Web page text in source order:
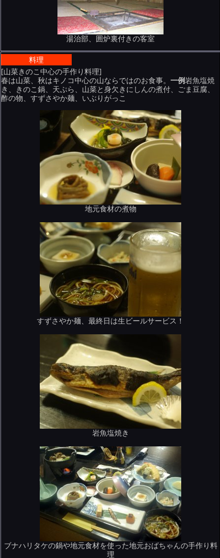
湯治部、囲炉裏付きの客室
料理
[山菜きのこ中心の手作り料理]
春は山菜、秋はキノコ中心の山ならではのお食事。一例岩魚塩焼
き、きのこ鍋、天ぷら、山菜と身欠きにしんの煮付、ごま豆腐、
酢の物、すずさやか麺、いぶりがっこ
地元食材の煮物
すずさやか麺、最終日は生ビールサービス！
岩魚塩焼き
ブナハリタケの鍋や地元食材を使った地元おばちゃんの手作り料
理